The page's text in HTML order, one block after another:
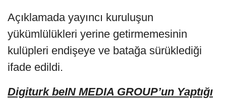
Açıklamada yayıncı kuruluşun
yükümlülükleri yerine getirmemesinin
kulüpleri endişeye ve batağa sürüklediği
ifade edildi.
Digiturk beIN MEDIA GROUP’un Yaptığı